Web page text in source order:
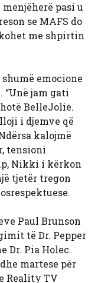
pasi u
se MAFS do
me shpirtin
emocione
jam gati
BelleJolie.
i djemve që
kalojmë
tensioni
Nikki i kërkon
tjetër tregon
Paul Brunson
të Dr. Pepper
Dr. Pia Holec.
martese për
Reality TV